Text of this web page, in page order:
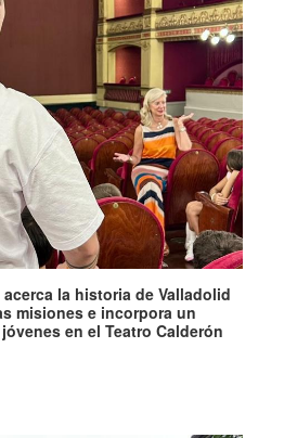
acerca la historia de Valladolid
misiones e incorpora un
en el Teatro Calderón